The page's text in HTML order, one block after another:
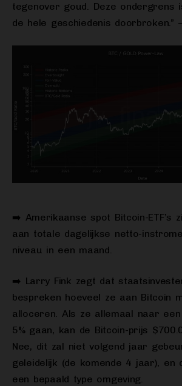
tegenover goud. Deze ondergrens
de hele geschiedenis doorbroken.”
➡️ Amerikaanse spot Bitcoin-ETF’s
aan totale dagelijkse netto-
niveau in een maand.
➡️ Larry Fink zegt dat
bespreken hoeveel ze aan Bitcoin
alloceren. Als ze allemaal naar
5% gaan, kan de Bitcoin-prijs
Nee, dit zal niet volgend jaar
geleidelijk (de komende 4 jaar), en
een bepaald type omgeving.